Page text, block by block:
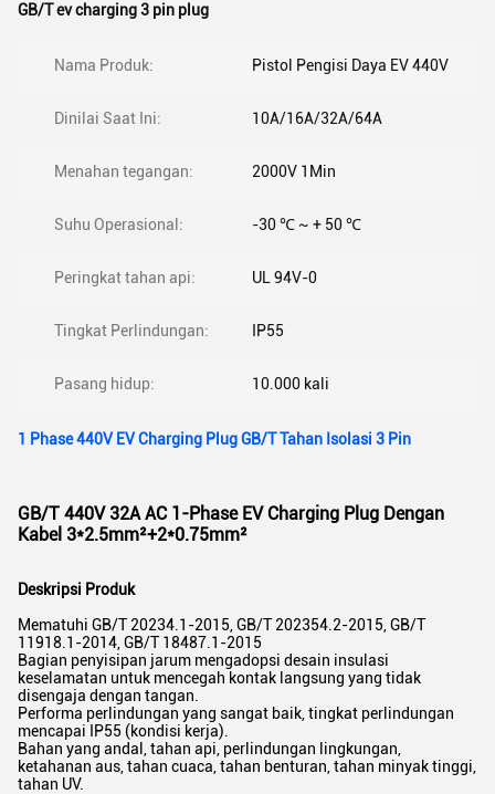
GB/T ev charging 3 pin plug
Nama Produk: Pistol Pengisi Daya EV 440V
Dinilai Saat Ini: 10A/16A/32A/64A
Menahan tegangan: 2000V 1Min
Suhu Operasional: -30 ℃ ~ + 50 ℃
Peringkat tahan api: UL 94V-0
Tingkat Perlindungan: IP55
Pasang hidup: 10.000 kali
1 Phase 440V EV Charging Plug GB/T Tahan Isolasi 3 Pin
GB/T 440V 32A AC 1-Phase EV Charging Plug Dengan
Kabel 3*2.5mm²+2*0.75mm²
Deskripsi Produk
Mematuhi GB/T 20234.1-2015, GB/T 202354.2-2015, GB/T
11918.1-2014, GB/T 18487.1-2015
Bagian penyisipan jarum mengadopsi desain insulasi
keselamatan untuk mencegah kontak langsung yang tidak
disengaja dengan tangan.
Performa perlindungan yang sangat baik, tingkat perlindungan
mencapai IP55 (kondisi kerja).
Bahan yang andal, tahan api, perlindungan lingkungan,
ketahanan aus, tahan cuaca, tahan benturan, tahan minyak tinggi,
tahan UV.